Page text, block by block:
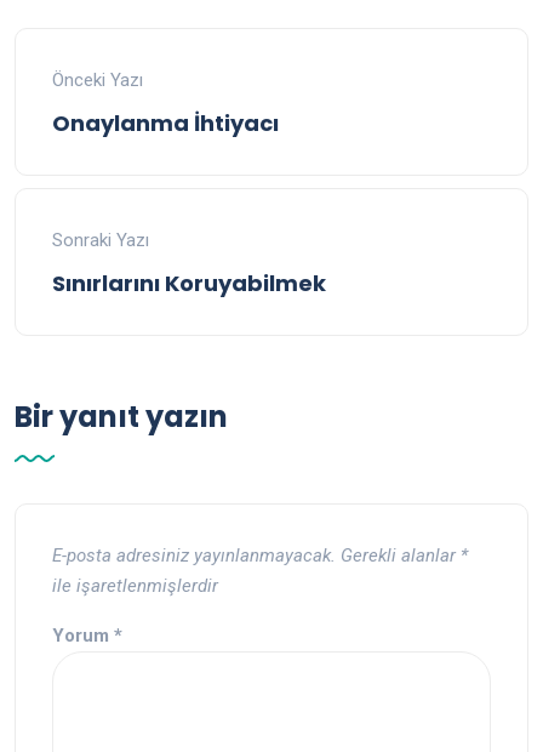
Önceki Yazı
Onaylanma İhtiyacı
Sonraki Yazı
Sınırlarını Koruyabilmek
Bir yanıt yazın
E-posta adresiniz yayınlanmayacak. Gerekli alanlar *
ile işaretlenmişlerdir
Yorum *